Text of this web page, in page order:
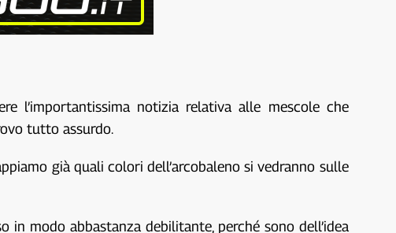
l’importantissima notizia relativa alle mescole che
tutto assurdo.
già quali colori dell’arcobaleno si vedranno sulle
modo abbastanza debilitante, perché sono dell’idea